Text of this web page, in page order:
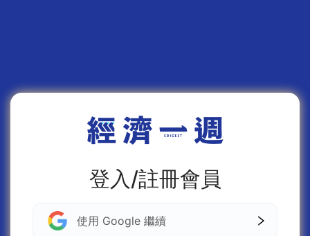
登入/註冊會員
使用 Google 繼續